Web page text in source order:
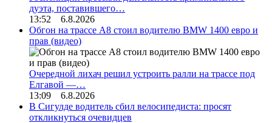
дуэта, поставившего…
13:52 6.8.2026
Обгон на трассе А8 стоил водителю BMW 1400 евро и
прав (видео)
Очередной лихач решил устроить ралли на трассе под
Елгавой —…
13:09 6.8.2026
В Сигулде водитель сбил велосипедиста: просят
откликнуться очевидцев